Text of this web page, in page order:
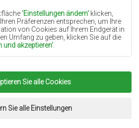
'Einstellungen ändern' klicken,
Präferenzen entsprechen, um Ihre
von Cookies auf Ihrem Endgerät in
Umfang zu geben, klicken Sie auf die
und akzeptieren'
das berechtigte Interesse des
oder Dritter in Form der
Dienste auf unserer
des Datenverwalters und
Partner.
Sie alle Cookies
Sie alle Einstellungen
Terrakotte
Teppiche Grün
Golden
Teppiche Chemex.Alle Rechte
www.dimax.pl